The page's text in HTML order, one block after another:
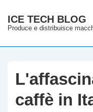
Vai
contenuto
ICE TECH BLOG
Produce e distribuisce
caffè in